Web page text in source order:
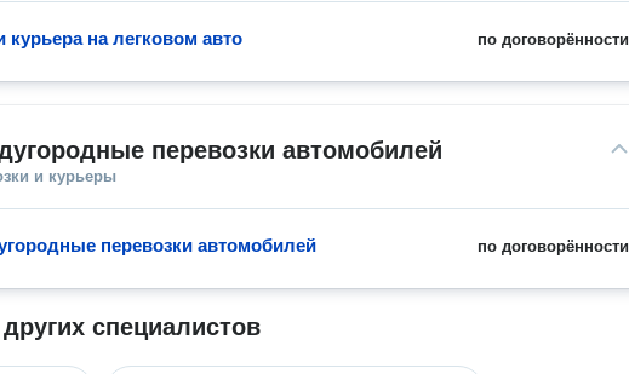
по договорённости
курьера на легковом авто
перевозки автомобилей
и курьеры
по договорённости
перевозки автомобилей
специалистов